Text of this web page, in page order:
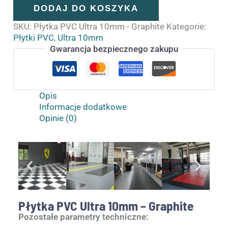
DODAJ DO KOSZYKA
SKU: Płytka PVC Ultra 10mm - Graphite Kategorie:
Płytki PVC, Ultra 10mm
Gwarancja bezpiecznego zakupu
Opis
Informacje dodatkowe
Opinie (0)
Płytka PVC Ultra 10mm – Graphite
Pozostałe parametry techniczne: